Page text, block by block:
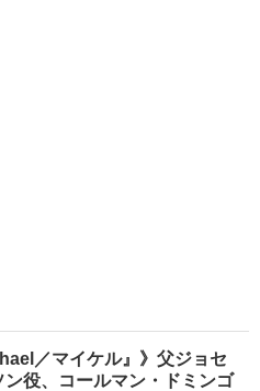
／マイケル』》父ジョセ
ン役、コールマン・ドミンゴ